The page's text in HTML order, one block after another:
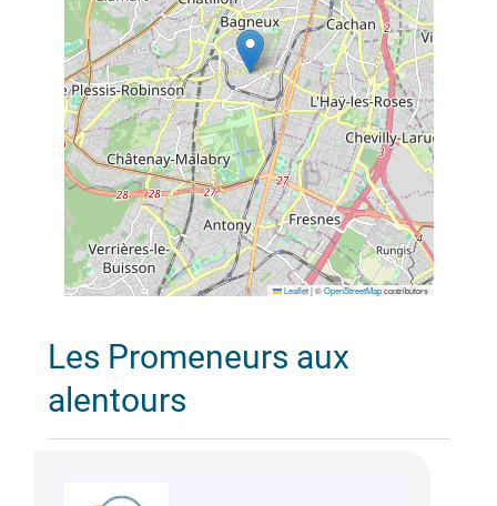
Leaflet |©OpenStreetMapcontributors
Les Promeneurs aux
alentours